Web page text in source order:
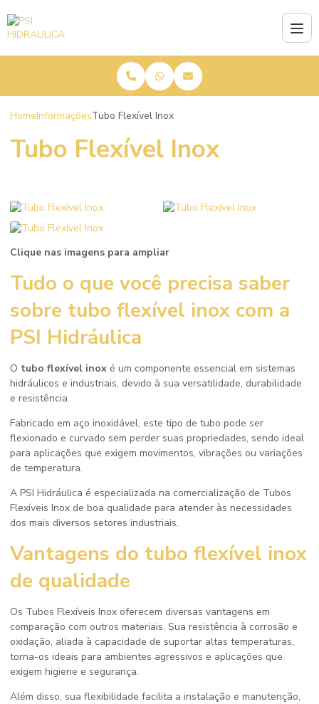
HomeInformaçõesTubo Flexível Inox
Tubo Flexível Inox
Clique nas imagens para ampliar
Tudo o que você precisa saber
sobre tubo flexível inox com a
PSI Hidráulica
O tubo flexível inox é um componente essencial em sistemas
hidráulicos e industriais, devido à sua versatilidade, durabilidade
e resistência.
Fabricado em aço inoxidável, este tipo de tubo pode ser
flexionado e curvado sem perder suas propriedades, sendo ideal
para aplicações que exigem movimentos, vibrações ou variações
de temperatura.
A PSI Hidráulica é especializada na comercialização de Tubos
Flexíveis Inox de boa qualidade para atender às necessidades
dos mais diversos setores industriais.
Vantagens do tubo flexível inox
de qualidade
Os Tubos Flexíveis Inox oferecem diversas vantagens em
comparação com outros materiais. Sua resistência à corrosão e
oxidação, aliada à capacidade de suportar altas temperaturas,
torna-os ideais para ambientes agressivos e aplicações que
exigem higiene e segurança.
Além disso, sua flexibilidade facilita a instalação e manutenção,